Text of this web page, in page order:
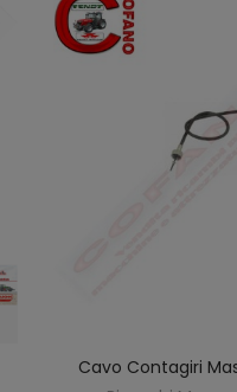
Cavo Contagiri